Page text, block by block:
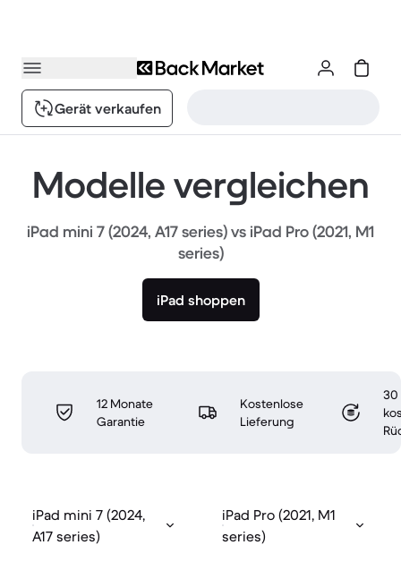
Gerät verkaufen
Modelle vergleichen
iPad mini 7 (2024, A17 series) vs iPad Pro (2021, M1
series)
iPad shoppen
12 Monate
Garantie
Kostenlose
Lieferung
30
iPad mini 7 (2024,
A17 series)
iPad Pro (2021, M1
series)